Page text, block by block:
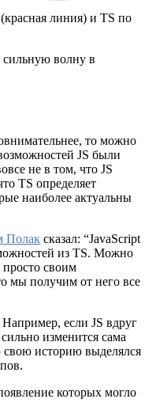
линия) и TS по
сильную волну в
то можно
JS были
не в том, что JS
TS определяет
наиболее актуальны
Полак сказал: “JavaScript
из TS. Можно
просто своим
мы получим от него все
если JS вдруг
изменится сама
свою историю выделялся
которых могло